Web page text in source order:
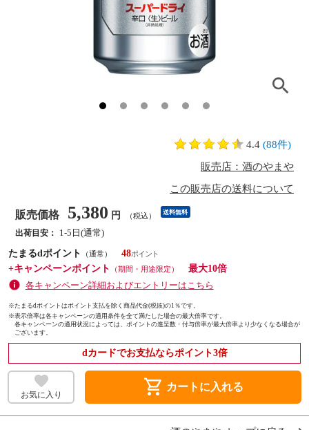
4.4 (88件)
販売店：酒のやまや
この販売店の送料について
販売価格 5,380 円 （税込） 送料無料
出荷目安：
1-5日(通常)
たまるdポイント
（通常）
48
+キャンペーンポイント
（期間・用途限定）
最大10倍
各キャンペーン詳細およびエントリーはこちら
※たまるdポイントはポイント支払を除く商品代金(税抜)の1％です。
※表示倍率は各キャンペーンの適用条件を全て満たした場合の最大倍率です。
各キャンペーンの適用状況によっては、ポイントの進呈数・付与倍率が最大倍率より少なくなる場合が
ございます。
dカードでお支払ならポイント3倍
お気に入り shopping_cart カートに入れる